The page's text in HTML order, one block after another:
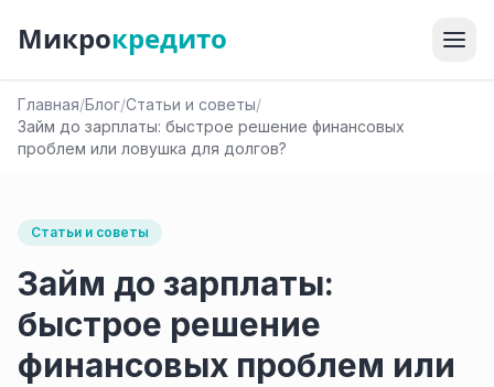
Микрокредито
Главная/Блог/Статьи и советы/
Займ до зарплаты: быстрое решение финансовых
проблем или ловушка для долгов?
Статьи и советы
Займ до зарплаты:
быстрое решение
финансовых проблем или